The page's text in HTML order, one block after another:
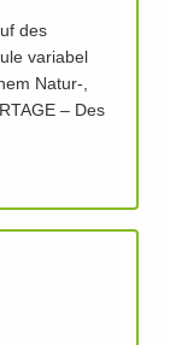
des
variabel
Natur-,
– Des